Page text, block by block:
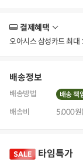
결제혜택
보
오아시스 삼성카드 최대
배송정보
배송방법 배송 책
배송비
5,000원
타임특가